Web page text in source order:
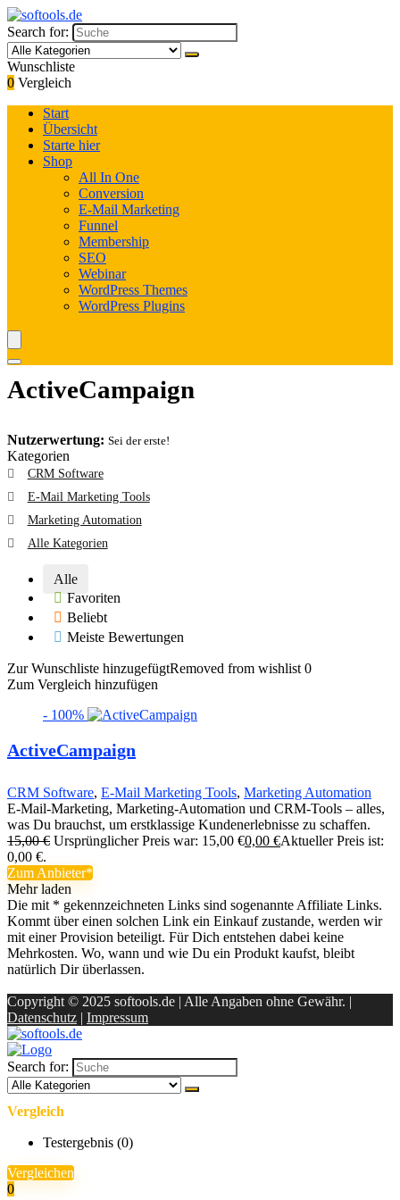
Search for:
Wunschliste
0 Vergleich
Start
Übersicht
Starte hier
Shop
All In One
Conversion
E-Mail Marketing
Funnel
Membership
SEO
Webinar
WordPress Themes
WordPress Plugins
ActiveCampaign
Nutzerwertung: Sei der erste!
Kategorien
CRM Software
E-Mail Marketing Tools
Marketing Automation
Alle Kategorien
Alle
Favoriten
Beliebt
Meiste Bewertungen
Zur Wunschliste hinzugefügtRemoved from wishlist 0
Zum Vergleich hinzufügen
- 100%
ActiveCampaign
CRM Software, E-Mail Marketing Tools, Marketing Automation
E-Mail-Marketing, Marketing-Automation und CRM-Tools – alles,
was Du brauchst, um erstklassige Kundenerlebnisse zu schaffen.
15,00€ Ursprünglicher Preis war: 15,00 €0,00 €Aktueller Preis ist:
0,00 €.
Zum Anbieter
Mehr laden
Die mit * gekennzeichneten Links sind sogenannte Affiliate Links.
Kommt über einen solchen Link ein Einkauf zustande, werden wir
mit einer Provision beteiligt. Für Dich entstehen dabei keine
Mehrkosten. Wo, wann und wie Du ein Produkt kaufst, bleibt
natürlich Dir überlassen.
Copyright © 2025 softools.de | Alle Angaben ohne Gewähr. |
Datenschutz | Impressum
Search for:
Vergleich
Testergebnis (0)
Vergleichen
0